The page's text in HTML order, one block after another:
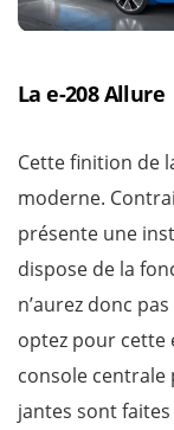
La e-208 Allure
Cette finition de
moderne.
présente une
dispose de la
n’aurez donc
optez pour cette
console centrale
jantes sont